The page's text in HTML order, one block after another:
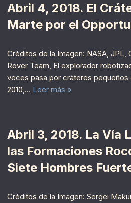
Abril 4, 2018. El
Marte por el
Créditos de la Imagen: NASA, JPL,
Rover Team, El explorador
veces pasa por cráteres pequeños
2010,… Leer más »
Abril 3, 2018. La Vía
las Formaciones
Siete Hombres
Créditos de la Imagen: Sergei